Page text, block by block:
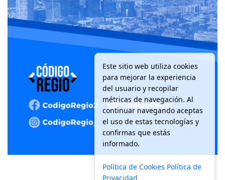
Este sitio web utiliza cookies
para mejorar la experiencia
del usuario y recopilar
métricas de navegación. Al
continuar navegando aceptas
el uso de estas tecnologías y
confirmas que estás
informado.
Política de Cookies Política de
Privacidad